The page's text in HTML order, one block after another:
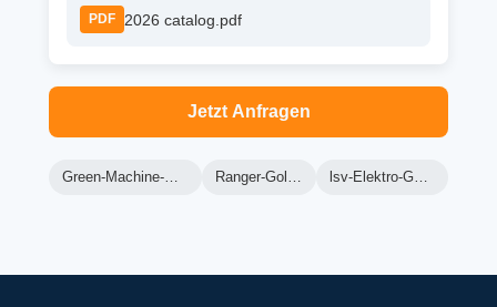
PDF 2026 catalog.pdf
Jetzt Anfragen
Green-Machine-Golfwagen Ranger-Golfwagen lsv-Elektro-Golfwagen